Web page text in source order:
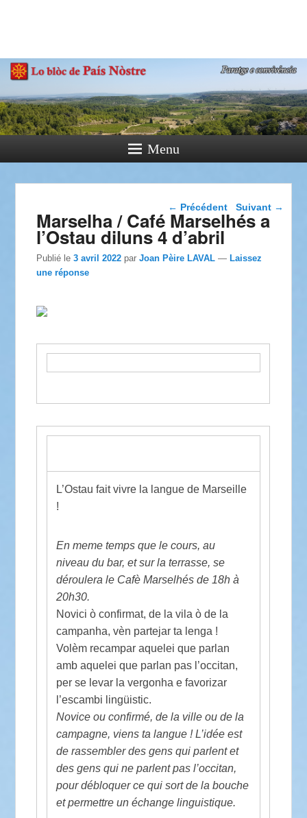
Paratge e Convivència
Menu
Navigation dans les
articles
← Précédent Suivant →
Marselha / Café Marselhés a
l’Ostau diluns 4 d’abril
Publié le3 avril 2022 parJoan Pèire LAVAL —Laissez
une réponse
L’Ostau fait vivre la langue de Marseille
!
En meme temps que le cours, au
niveau du bar, et sur la terrasse, se
déroulera le Cafè Marselhés de 18h à
20h30.
Novici ò confirmat, de la vila ò de la
campanha, vèn partejar ta lenga !
Volèm recampar aquelei que parlan
amb aquelei que parlan pas l’occitan,
per se levar la vergonha e favorizar
l’escambi lingüistic.
Novice ou confirmé, de la ville ou de la
campagne, viens ta langue ! L’idée est
de rassembler des gens qui parlent et
des gens qui ne parlent pas l’occitan,
pour débloquer ce qui sort de la bouche
et permettre un échange linguistique.